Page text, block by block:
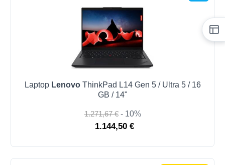
Laptop LenovoThinkPad L14 Gen 5 / Ultra 5 / 16
GB / 14"
1.271,67 € - 10%
1.144,50 €